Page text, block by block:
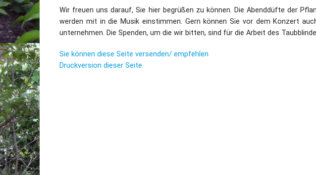
Wir freuen uns darauf, Sie hier begrüßen zu können. Die Abenddüfte der
werden mit in die Musik einstimmen. Gern können Sie vor dem Konzert
unternehmen. Die Spenden, um die wir bitten, sind für die Arbeit des
Sie können diese Seite versenden/ empfehlen
Druckversion dieser Seite